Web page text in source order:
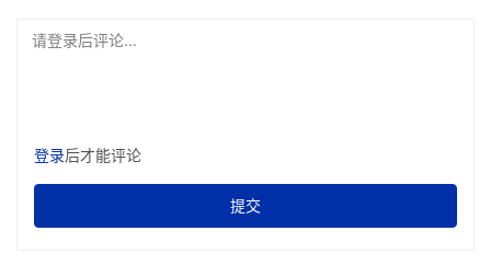
请登录后评论...
登录后才能评论
提交